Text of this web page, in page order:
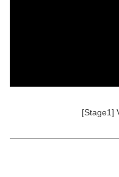
[Stage1]